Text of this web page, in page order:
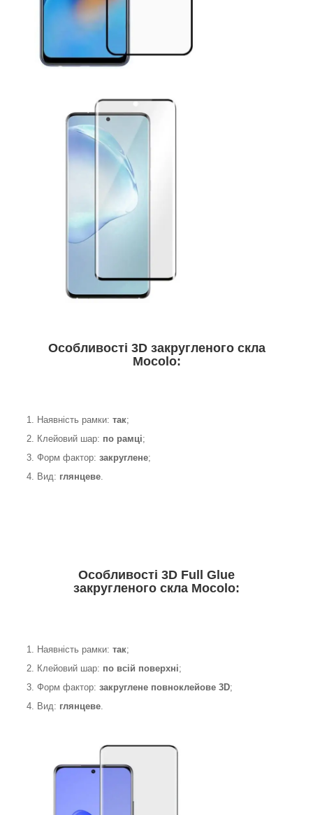
Особливості 3D закругленого скла
Mocolo:
1. Наявність рамки: так;
2. Клейовий шар: по рамці;
3. Форм фактор: закруглене;
4. Вид: глянцеве.
Особливості 3D Full Glue
закругленого скла Mocolo:
1. Наявність рамки: так;
2. Клейовий шар: по всій поверхні;
3. Форм фактор: закруглене повноклейове 3D;
4. Вид: глянцеве.